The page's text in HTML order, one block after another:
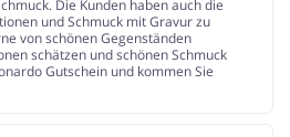
Die Kunden haben auch die
und Schmuck mit Gravur zu
von schönen Gegenständen
schätzen und schönen Schmuck
Gutschein und kommen Sie